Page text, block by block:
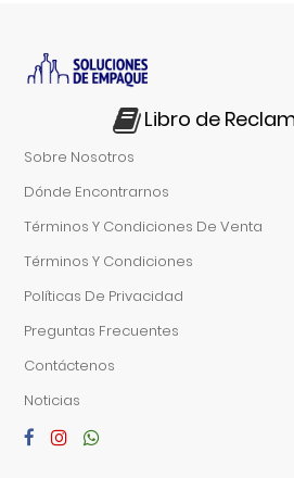
Libro de
Sobre Nosotros
Dónde Encontrarnos
Términos Y Condiciones De Venta
Términos Y Condiciones
Políticas De Privacidad
Preguntas Frecuentes
Contáctenos
Noticias